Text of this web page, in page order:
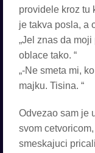
providele kroz tu
je takva posla, a
„Jel znas da
oblace tako. “
„-Ne smeta mi,
majku. Tisina. “
Odvezao sam je
svom
smeskajuci